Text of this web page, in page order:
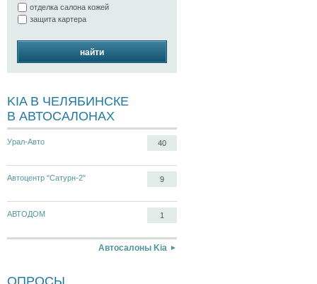
отделка салона кожей
защита картера
найти
KIA В ЧЕЛЯБИНСКЕ
В АВТОСАЛОНАХ
Урал-Авто 40
Автоцентр "Сатурн-2" 9
АВТОДОМ 1
Автосалоны Kia
ОПРОСЫ